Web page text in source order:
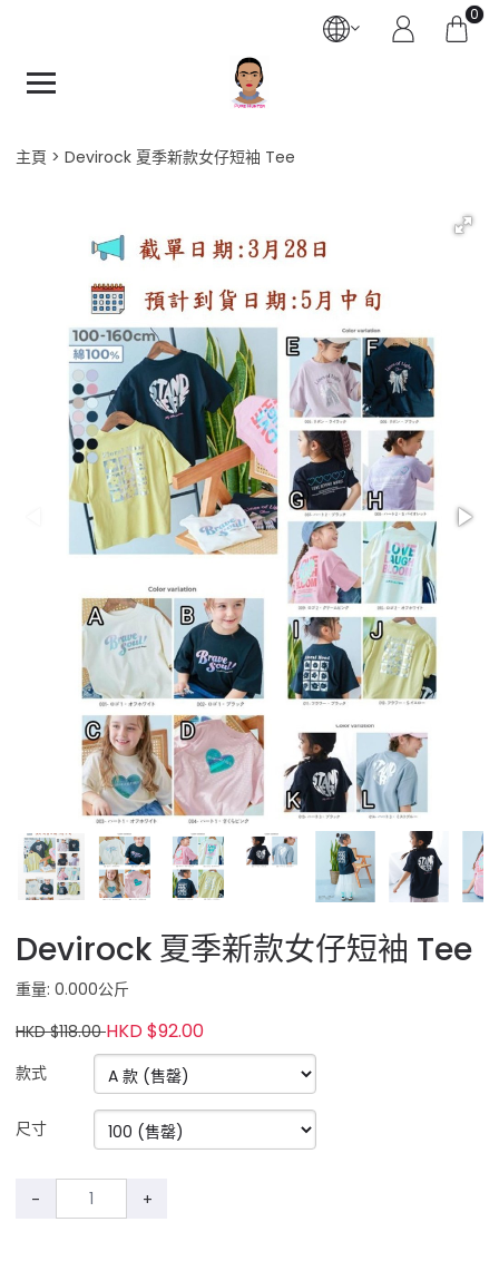
0
主頁 Devirock 夏季新款女仔短袖 Tee
Devirock 夏季新款女仔短袖 Tee
重量: 0.000公斤
HKD $118.00HKD $92.00
款式
尺寸
- +